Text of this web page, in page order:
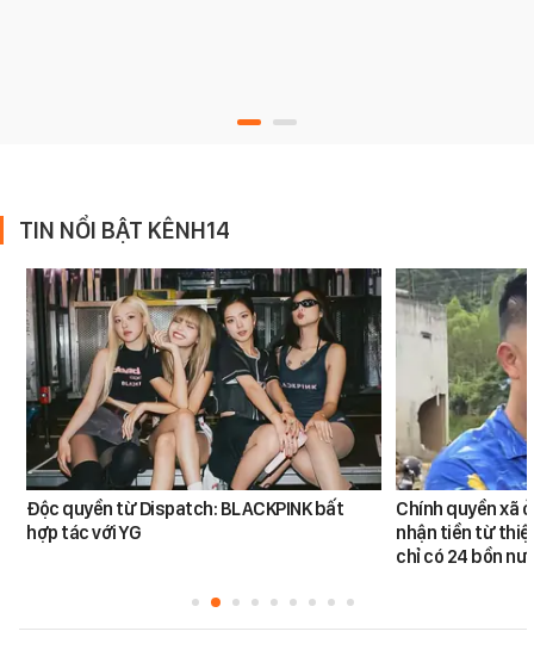
TIN NỔI BẬT KÊNH14
Độc quyền từ Dispatch: BLACKPINK bất
hợp tác với YG
Chính quyền xã
nhận tiền từ
chỉ có 24 bồn